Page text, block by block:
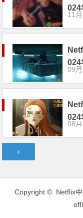
024
11
024
09
024
08
章
Copyright © Netflix